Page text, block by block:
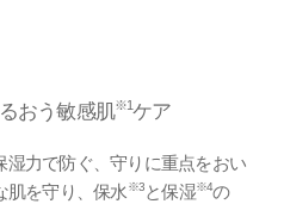
おう敏感肌※1ケア
力で防ぐ、守りに重点をおい
肌を守り、保水 ※3と保湿※4の